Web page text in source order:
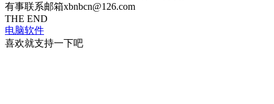
有事联系邮箱xbnbcn@126.com
THE END
电脑软件
喜欢就支持一下吧